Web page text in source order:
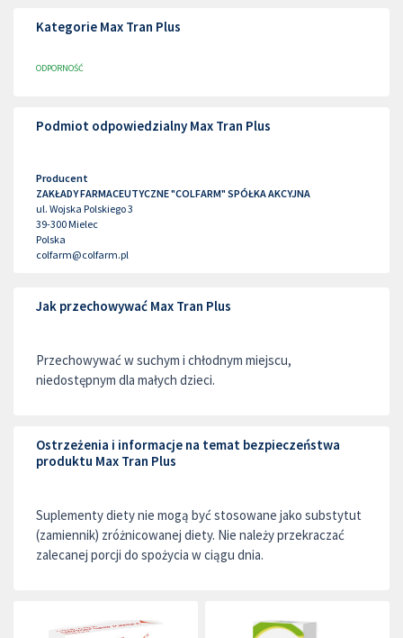
Kategorie Max Tran Plus
ODPORNOŚĆ
Podmiot odpowiedzialny Max Tran Plus
Producent
ZAKŁADY FARMACEUTYCZNE "COLFARM" SPÓŁKA AKCYJNA
ul. Wojska Polskiego 3
39-300Mielec
Polska
colfarm@colfarm.pl
Jak przechowywać Max Tran Plus
Przechowywać w suchym i chłodnym miejscu,
niedostępnym dla małych dzieci.
Ostrzeżenia i informacje na temat bezpieczeństwa
produktu Max Tran Plus
Suplementy diety nie mogą być stosowane jako substytut
(zamiennik) zróżnicowanej diety. Nie należy przekraczać
zalecanej porcji do spożycia w ciągu dnia.